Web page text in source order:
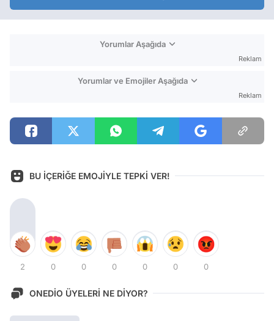
Yorumlar Aşağıda
Reklam
Yorumlar ve Emojiler Aşağıda
Reklam
BU İÇERİĞE EMOJİYLE TEPKİ VER!
2 0 0 0 0 0 0
ONEDİO ÜYELERİ NE DİYOR?